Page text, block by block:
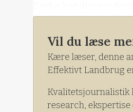
forsikring for at undgå
Den forsikring er d
Vil du læse
Kære læser, denne
Effektivt Landbrug
research,